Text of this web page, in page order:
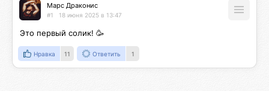
Марс Драконис
#1 18 июня 2025 в 13:47
Это первый солик! 🥳
Нравка 11 Ответить 1